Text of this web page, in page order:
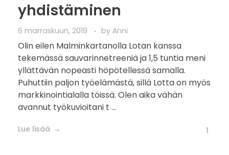
yhdistäminen
6 marraskuun, 2019 by Anni
Olin eilen Malminkartanolla Lotan kanssa
tekemässä sauvarinnetreeniä ja 1,5 tuntia meni
yllättävän nopeasti höpötellessä samalla.
Puhuttiin paljon työelämästä, sillä Lotta on myös
markkinointialalla töissä. Olen aika vähän
avannut työkuvioitani t ...
Lue lisää 1